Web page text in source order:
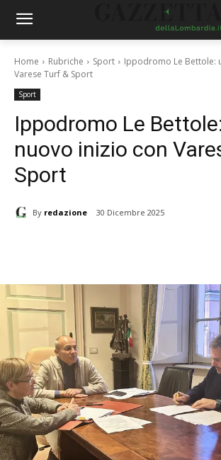
Home Rubriche Sport
Ippodromo Le Bettole:
Varese Turf & Sport
Sport
Ippodromo Le
nuovo inizio con
Sport
By redazione 30 Dicembre 2025